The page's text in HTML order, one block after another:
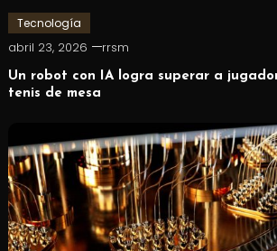
Tecnología
abril 23, 2026 rrsm
Un robot con IA logra superar a
tenis de mesa